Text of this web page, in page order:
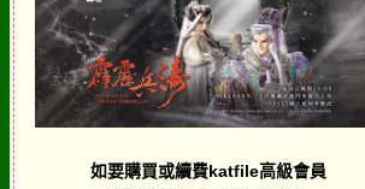
如要購買或續費katfile高級會員